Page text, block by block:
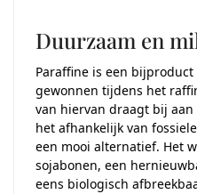
Duurzaam en
Paraffine is een
gewonnen tijdens het
van hiervan draagt bij
het afhankelijk van
een mooi alternatief. Het
sojabonen, een
eens biologisch